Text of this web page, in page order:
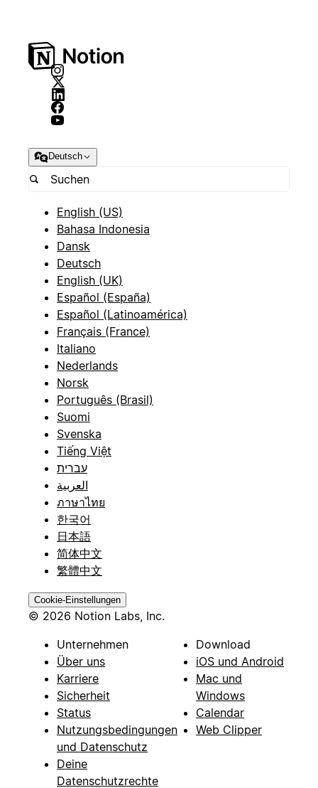
Deutsch
English (US)
Bahasa Indonesia
Dansk
Deutsch
English (UK)
Español (España)
Español (Latinoamérica)
Français (France)
Italiano
Nederlands
Norsk
Português (Brasil)
Suomi
Svenska
Tiếng Việt
עברית
العربية
ภาษาไทย
한국어
日本語
简体中文
繁體中文
Cookie-Einstellungen
© 2026 Notion Labs, Inc.
Unternehmen
Über uns
Karriere
Sicherheit
Status
Nutzungsbedingungen
und Datenschutz
Deine
Datenschutzrechte
Download
iOS und Android
Mac und
Windows
Calendar
Web Clipper